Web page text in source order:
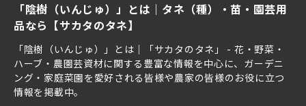
「陰樹（いんじゅ）」とは｜タネ（種）・苗・園芸用
品なら【サカタのタネ】
「陰樹（いんじゅ）」とは｜「サカタのタネ」 - 花・野菜・
ハーブ・農園芸資材に関する豊富な情報を中心に、ガーデニ
ング・家庭菜園を愛好される皆様や農家の皆様のお役に立つ
情報を掲載中。